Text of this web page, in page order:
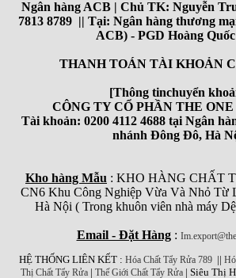
Ngân hàng ACB | Chủ TK: Nguyễn
7813 8789 || Tại: Ngân hàng thương
ACB) - PGD Hoàng
THANH TOÁN TÀI KHOẢN
[Thông tinchuyển
CÔNG TY CỔ PHẦN THE
Tài khoản: 0200 4112 4688 tại Ngân
nhánh Đông Đô, Hà
Kho hàng Mẫu : KHO HÀNG CHẤT
CN6 Khu Công Nghiệp Vừa Và Nhỏ Từ
Hà Nội ( Trong khuôn viên nhà máy
Email - Đặt Hàng:
HỆ THỐNG LIÊN KẾT : Hóa Chất Tẩy Rửa 789 ||
Thị Chất Tẩy Rửa | Thế Giới Chất Tẩy Rửa | Siêu Thị